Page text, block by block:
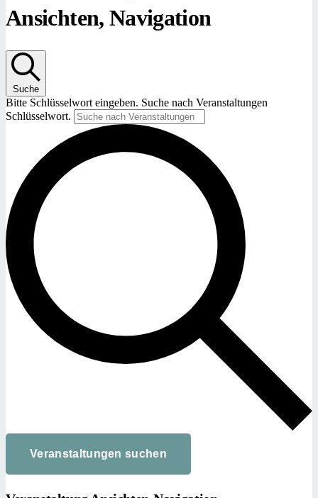
Ansichten, Navigation
Suche
Bitte Schlüsselwort eingeben. Suche nach Veranstaltungen
Schlüsselwort.
Veranstaltungen suchen